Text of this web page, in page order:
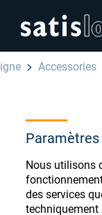
Nous utilisons
des services
techniquement
Français
Ophtalmique
cacher
English
Deutsch
Español
Accessories